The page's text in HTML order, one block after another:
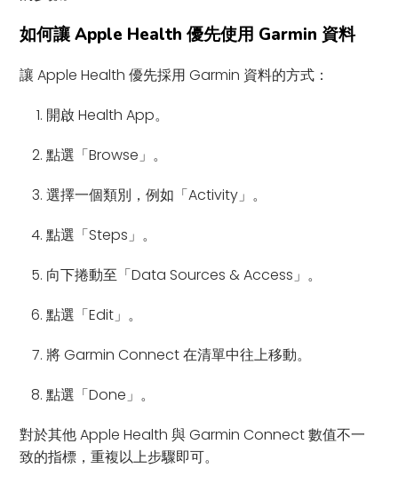
如何讓 Apple Health 優先使用 Garmin 資料
讓 Apple Health 優先採用 Garmin 資料的方式：
開啟 Health App。
點選「Browse」。
選擇一個類別，例如「Activity」。
點選「Steps」。
向下捲動至「Data Sources & Access」。
點選「Edit」。
將 Garmin Connect 在清單中往上移動。
點選「Done」。
對於其他 Apple Health 與 Garmin Connect 數值不一
致的指標，重複以上步驟即可。